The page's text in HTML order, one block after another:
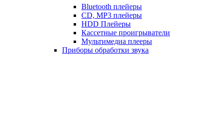
Bluetooth плейеры
CD, MP3 плейеры
HDD Плейеры
Кассетные проигрыватели
Мультимедиа плееры
Приборы обработки звука